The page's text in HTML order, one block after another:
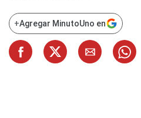
+Agregar MinutoUno en